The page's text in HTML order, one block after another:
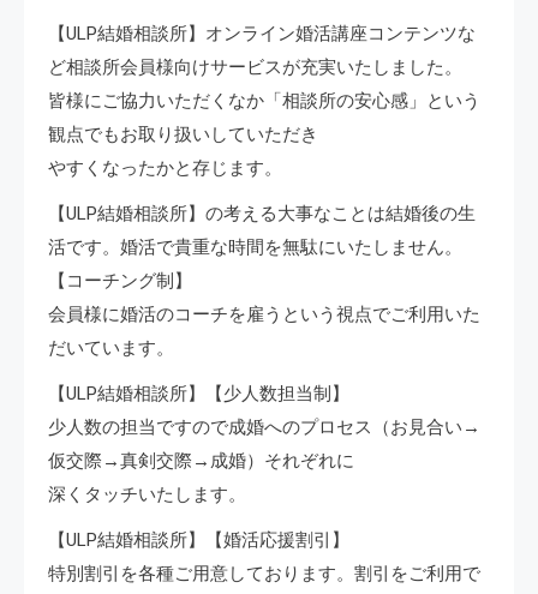
【ULP結婚相談所】オンライン婚活講座コンテンツな
ど相談所会員様向けサービスが充実いたしました。
皆様にご協力いただくなか「相談所の安心感」という
観点でもお取り扱いしていただき
やすくなったかと存じます。
【ULP結婚相談所】の考える大事なことは結婚後の生
活です。婚活で貴重な時間を無駄にいたしません。
【コーチング制】
会員様に婚活のコーチを雇うという視点でご利用いた
だいています。
【ULP結婚相談所】【少人数担当制】
少人数の担当ですので成婚へのプロセス（お見合い→
仮交際→真剣交際→成婚）それぞれに
深くタッチいたします。
【ULP結婚相談所】【婚活応援割引】
特別割引を各種ご用意しております。割引をご利用で